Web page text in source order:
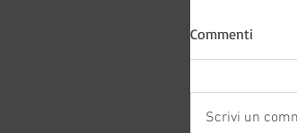
Commenti
Scrivi un